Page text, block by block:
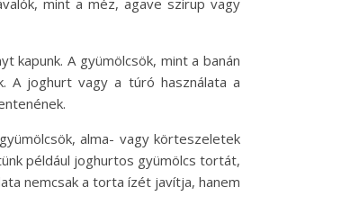
mint a méz, agave szirup vagy
kapunk. A gyümölcsök, mint a banán
A joghurt vagy a túró használata a
alma- vagy körteszeletek
például joghurtos gyümölcs tortát,
nemcsak a torta ízét javítja, hanem